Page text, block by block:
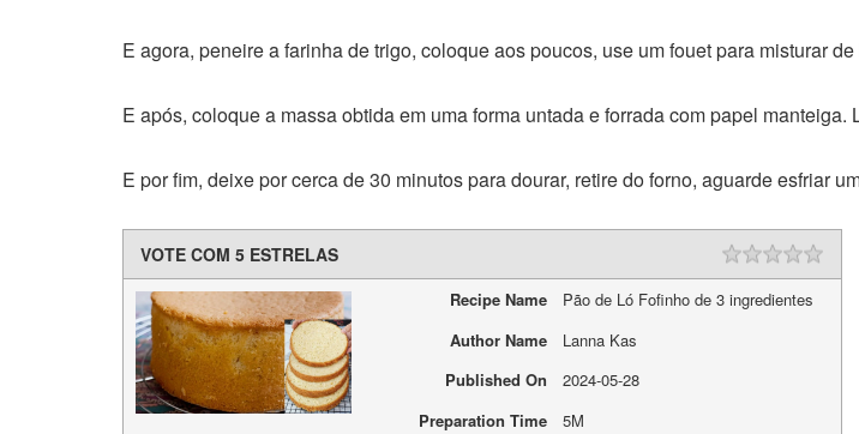
E agora, peneire a farinha de trigo, coloque aos poucos, use um fouet para misturar
E após, coloque a massa obtida em uma forma untada e forrada com papel
E por fim, deixe por cerca de 30 minutos para dourar, retire do forno, aguarde esfriar
VOTE COM 5 ESTRELAS
Recipe Name
Pão de Ló Fofinho de 3 ingredientes
Author Name
Lanna Kas
Published On
2024-05-28
Preparation Time
5M